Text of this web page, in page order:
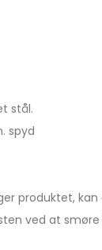
stål.
spyd
produktet,
ved at